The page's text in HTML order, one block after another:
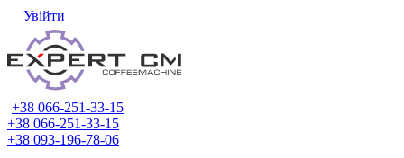
Увійти
+38 066-251-33-15
+38 066-251-33-15
+38 093-196-78-06